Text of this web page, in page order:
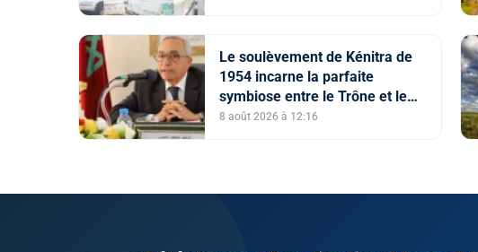
Le soulèvement de Kénitra de
1954 incarne la parfaite
symbiose entre le Trône et le
peuple et l’unité de volonté et
8 août 2026 à 12:16